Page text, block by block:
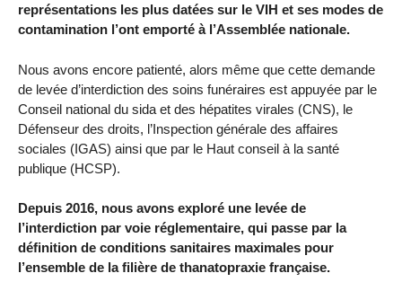
représentations les plus datées sur le VIH et ses modes de
contamination l’ont emporté à l’Assemblée nationale.
Nous avons encore patienté, alors même que cette demande
de levée d’interdiction des soins funéraires est appuyée par le
Conseil national du sida et des hépatites virales (CNS), le
Défenseur des droits, l’Inspection générale des affaires
sociales (IGAS) ainsi que par le Haut conseil à la santé
publique (HCSP).
Depuis 2016, nous avons exploré une levée de
l’interdiction par voie réglementaire, qui passe par la
définition de conditions sanitaires maximales pour
l’ensemble de la filière de thanatopraxie française.